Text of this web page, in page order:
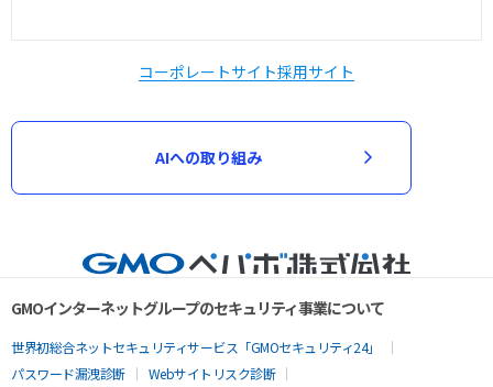
コーポレートサイト採用サイト
AIへの取り組み
GMOインターネットグループのセキュリティ事業について
世界初総合ネットセキュリティサービス「GMOセキュリティ24」
パスワード漏洩診断
Webサイトリスク診断